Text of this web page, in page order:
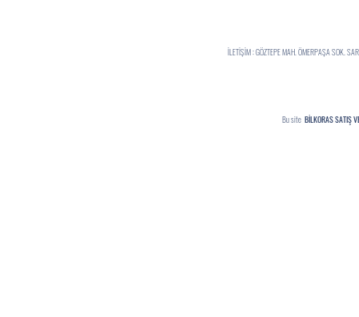
İLETİŞİM : GÖZTEPE MAH. ÖMERPAŞA
Bu siteBİLKORAS SATIŞ